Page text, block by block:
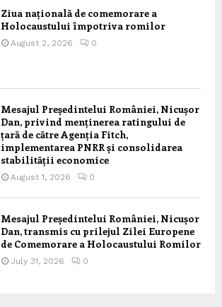
Ziua națională de comemorare a
Holocaustului împotriva romilor
August 2, 2026 0
Mesajul Președintelui României, Nicușor
Dan, privind menținerea ratingului de
țară de către Agenția Fitch,
implementarea PNRR și consolidarea
stabilității economice
August 1, 2026 0
Mesajul Președintelui României, Nicușor
Dan, transmis cu prilejul Zilei Europene
de Comemorare a Holocaustului Romilor
July 31, 2026 0